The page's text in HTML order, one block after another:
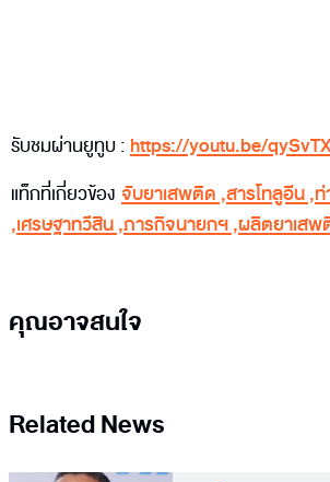
รับชมผ่านยูทูบ : https://youtu.be/
แท็กที่เกี่ยวข้อง จับยาเสพติด ,สารโทลูอีน,
,เศรษฐาทวีสิน,ภารกิจนายกฯ,ผลิตยาเสพ
คุณอาจสนใจ
Related News